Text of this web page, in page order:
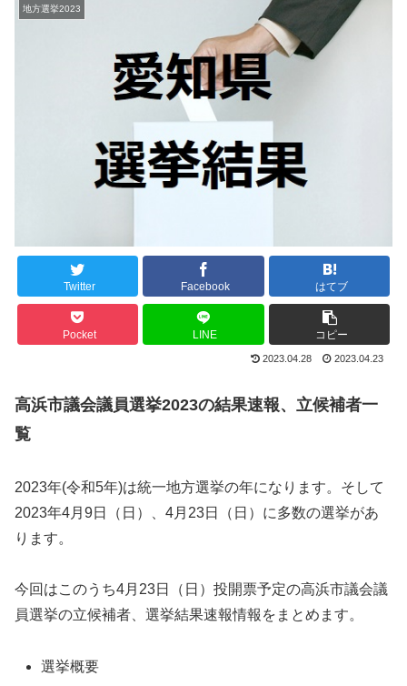
地方選挙2023
Twitter Facebook はてブ
Pocket LINE コピー
2023.04.28 2023.04.23
高浜市議会議員選挙2023の結果速報、立候補者一
覧
2023年(令和5年)は統一地方選挙の年になります。そして
2023年4月9日（日）、4月23日（日）に多数の選挙があ
ります。
今回はこのうち4月23日（日）投開票予定の高浜市議会議
員選挙の立候補者、選挙結果速報情報をまとめます。
選挙概要